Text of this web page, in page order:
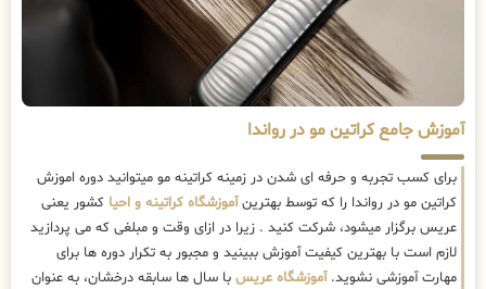
آموزش جامع کراتین مو در رواندا
برای کسب تجربه و حرفه ای شدن در زمینه کراتینه مو میتوانید دوره اموزش
کراتین مو در رواندا را که توسط بهترینآموزشگاه کراتینه و احیا کشور یعنی
عریس برگزار میشود، شرکت کنید . زیرا در ازای وقت و مبلغی که می پردازید
لازم است با بهترین کیفیت آموزش ببینید و مجبور به تکرار دوره ها برای
مهارت آموزشی نشوید.آموزشگاه عریس با سال ها سابقه درخشان، به عنوان